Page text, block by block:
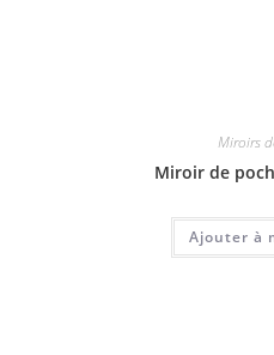
Miroirs
Miroir de
Ajouter à